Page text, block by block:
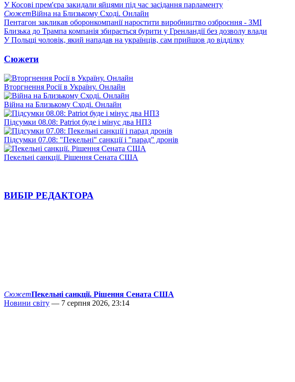
У Косові прем'єра закидали яйцями під час засідання парламенту
СюжетВійна на Близькому Сході. Онлайн
Пентагон закликав оборонкомпанії наростити виробництво озброєння - ЗМІ
Близька до Трампа компанія збирається бурити у Гренландії без дозволу влади
У Польщі чоловік, який нападав на українців, сам прийшов до відділку
Сюжети
Вторгнення Росії в Україну. Онлайн
Війна на Близькому Сході. Онлайн
Підсумки 08.08: Patriot буде і мінус два НПЗ
Підсумки 07.08: "Пекельні" санкції і "парад" дронів
Пекельні санкції. Рішення Сената США
ВИБІР РЕДАКТОРА
СюжетПекельні санкції. Рішення Сената США
Новини світу — 7 серпня 2026, 23:14